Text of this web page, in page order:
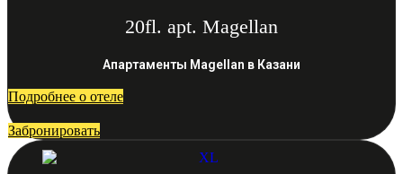
20fl. apt. Magellan
Апартаменты Magellan в Казани
Подробнее о отеле
Забронировать